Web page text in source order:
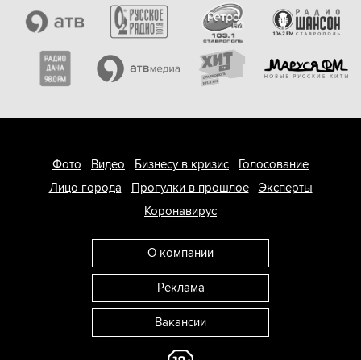
Фото Видео Бизнесу в кризис
Голосование
Лицо города
Прогулки в прошлое
Эксперты
Коронавирус
О компании
Реклама
Вакансии